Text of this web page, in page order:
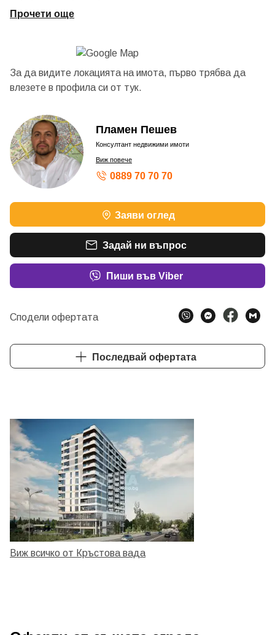
Прочети още
За да видите локацията на имота, първо трябва да
влезете в профила си от тук.
Пламен Пешев
Консултант недвижими имоти
Виж повече
0889 70 70 70
Заяви оглед
Задай ни въпрос
Пиши във Viber
Сподели офертата
Последвай офертата
Виж всичко от Кръстова вада